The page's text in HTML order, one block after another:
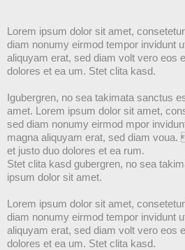
Lorem ipsum dolor sit amet,
diam nonumy eirmod tempor invidunt
aliquyam erat, sed diam volt vero eos
dolores et ea um. Stet clita kasd.
Igubergren, no sea takimata sanctus
amet. Lorem ipsum dolor sit amet,
sed diam nonumy eirmod mpor
magna aliquyam erat, sed diam
et justo duo dolores et ea rum.
Stet clita kasd gubergren, no sea
ipsum dolor sit amet.
Lorem ipsum dolor sit amet,
diam nonumy eirmod tempor invidunt
aliquyam erat, sed diam volt vero eos
dolores et ea um. Stet clita kasd.